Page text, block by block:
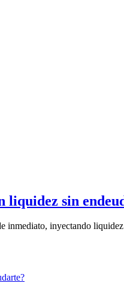
liquidez sin
inmediato, inyectando